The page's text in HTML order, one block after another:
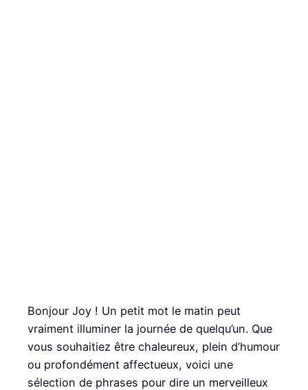
Bonjour Joy ! Un petit mot le matin peut
vraiment illuminer la journée de quelqu’un. Que
vous souhaitiez être chaleureux, plein d’humour
ou profondément affectueux, voici une
sélection de phrases pour dire un merveilleux